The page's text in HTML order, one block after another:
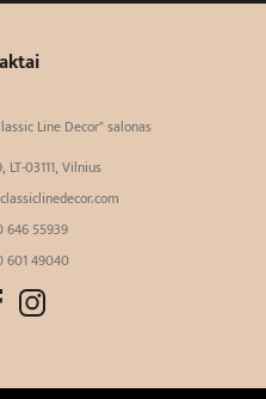
Line Decor" salonas
LT-03111, Vilnius
646 55939
601 49040